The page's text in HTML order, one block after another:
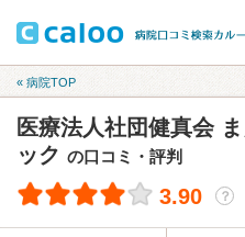
« 病院TOP
医療法人社団健真会
ック の口コミ・評判
3.90 ？